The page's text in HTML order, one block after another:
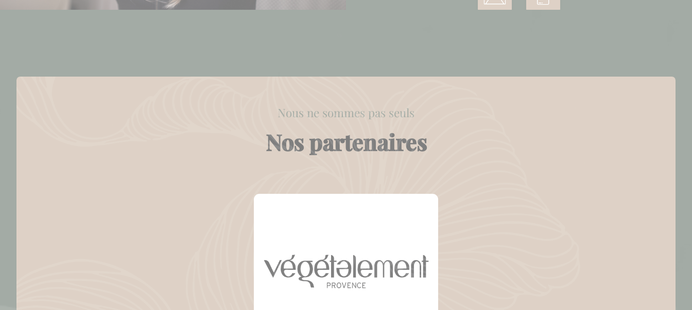
Nous ne sommes pas seuls
Nos partenaires